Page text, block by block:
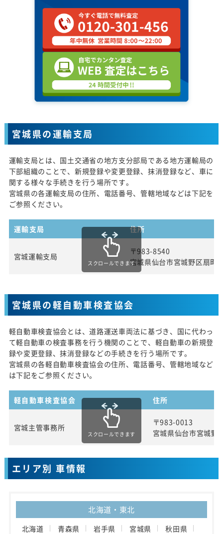
宮城県の運輸支局
運輸支局とは、国土交通省の地方支分部局である地方運輸局の
下部組織のことで、新規登録や変更登録、抹消登録など、車に
関する様々な手続きを行う場所です。
宮城県の各運輸支局の住所、電話番号、管轄地域などは下記を
ご参照ください。
運輸支局 住所
宮城運輸支局
〒983-8540
宮城県仙台市宮城野区扇町
スクロールできます
宮城県の軽自動車検査協会
軽自動車検査協会とは、道路運送車両法に基づき、国に代わっ
て軽自動車の検査事務を行う機関のことで、軽自動車の新規登
録や変更登録、抹消登録などの手続きを行う場所です。
宮城県の各軽自動車検査協会の住所、電話番号、管轄地域など
は下記をご参照ください。
軽自動車検査協会 住所
宮城主管事務所
〒983-0013
宮城県仙台市宮城野
スクロールできます
エリア別 車情報
北海道・東北
北海道 青森県 岩手県 宮城県
秋田県